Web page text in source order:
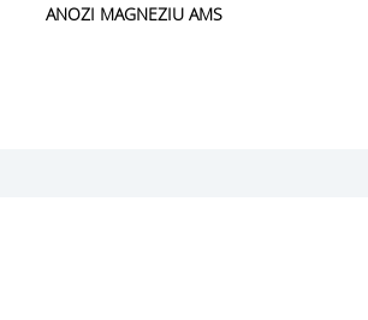
ANOZI MAGNEZIU AMS